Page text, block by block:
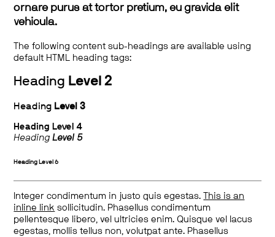
ornare purus at tortor pretium, eu gravida elit
vehicula.
The following content sub-headings are available using
default HTML heading tags:
Heading Level 2
Heading Level 3
Heading Level 4
HeadingLevel 5
Heading Level 6
Integer condimentum in justo quis egestas.
This is an
inline link sollicitudin. Phasellus condimentum
pellentesque libero, vel ultricies enim. Quisque vel lacus
egestas, mollis tellus non, volutpat ante. Phasellus